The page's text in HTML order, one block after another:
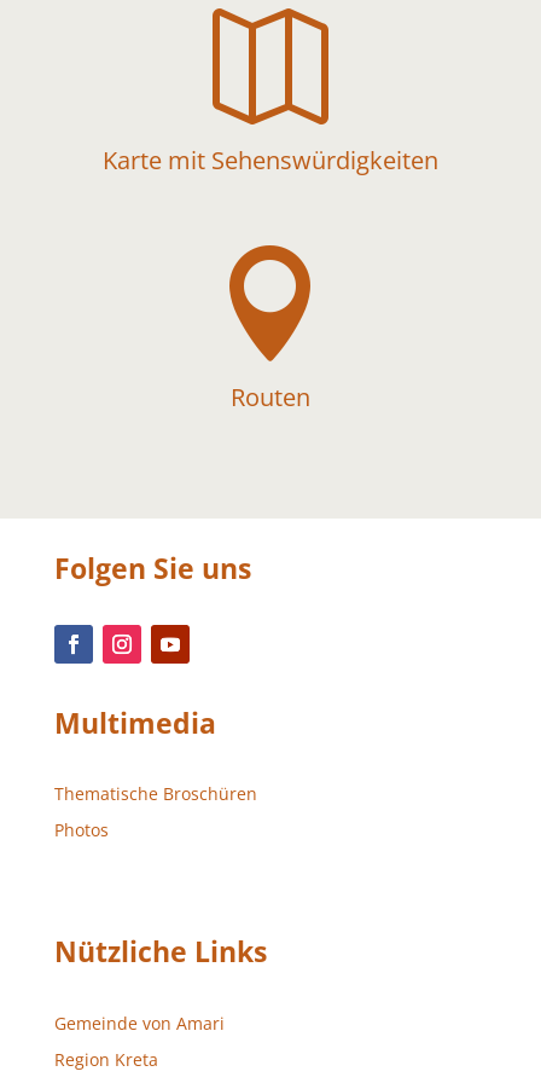

Karte mit Sehenswürdigkeiten

Routen
Folgen Sie uns
Multimedia
Thematische Broschüren
Photos
Nützliche Links
Gemeinde von Amari
Region Kreta